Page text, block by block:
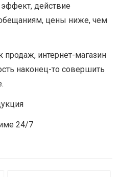
действие
обещаниям, цены ниже, чем
продаж, интернет-магазин
наконец-то совершить
24/7